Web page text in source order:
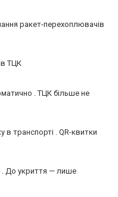
ракет-перехоплювачів
ТЦК
. ТЦК більше не
в транспорті . QR-квитки
. До укриття — лише